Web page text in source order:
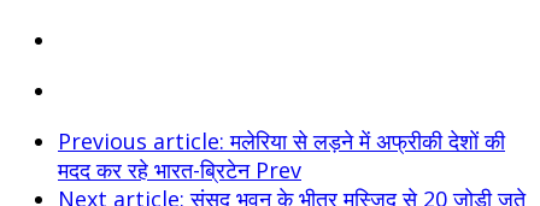
Previous article: मलेरिया से लड़ने में अफ्रीकी देशों की
मदद कर रहे भारत-ब्रिटेन Prev
Next article: संसद भवन के भीतर मस्जिद से 20 जोड़ी जूते